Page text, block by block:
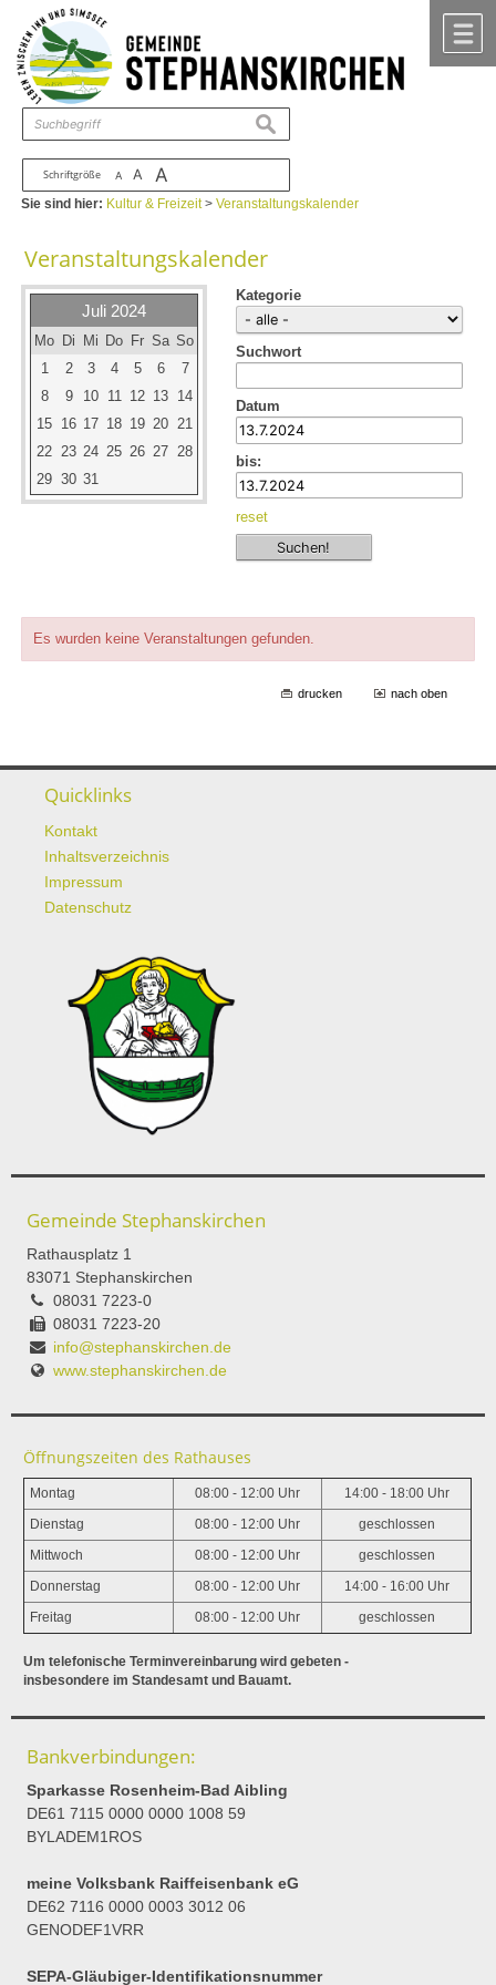
Zum Inhalt ,zur Navigation
Schriftgröße A A A
suchen
Sie sind hier: Kultur & Freizeit>Veranstaltungskalender
Veranstaltungskalender
Juli 2024
Mo Di Mi Do Fr Sa So
1
2 3 4 5 6
7
8
9 10 11 12 13 14
15 16 17 18 19 20 21
22 23 24 25 26 27 28
29 30 31
Kategorie
Suchwort
Datum
bis:
reset
Es wurden keine Veranstaltungen gefunden.
drucken nach oben
Quicklinks
Kontakt
Inhaltsverzeichnis
Impressum
Datenschutz
Gemeinde Stephanskirchen
Rathausplatz 1
83071 Stephanskirchen
08031 7223-0
08031 7223-20
info@stephanskirchen.de
www.stephanskirchen.de
Öffnungszeiten des Rathauses
Montag 08:00 - 12:00 Uhr 14:00 - 18:00 Uhr
Dienstag 08:00 - 12:00 Uhr geschlossen
Mittwoch 08:00 - 12:00 Uhr geschlossen
Donnerstag 08:00 - 12:00 Uhr 14:00 - 16:00 Uhr
Freitag 08:00 - 12:00 Uhr geschlossen
Um telefonische Terminvereinbarung wird gebeten -
insbesondere im Standesamt und Bauamt.
Bankverbindungen:
Sparkasse Rosenheim-Bad Aibling
DE61 7115 0000 0000 1008 59
BYLADEM1ROS
meine Volksbank Raiffeisenbank eG
DE62 7116 0000 0003 3012 06
GENODEF1VRR
SEPA-Gläubiger-Identifikationsnummer